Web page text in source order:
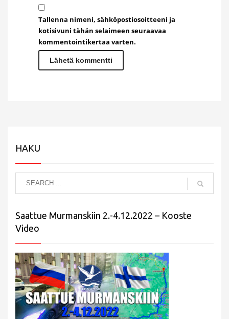
Tallenna nimeni, sähköpostiosoitteeni ja
kotisivuni tähän selaimeen seuraavaa
kommentointikertaa varten.
HAKU
Saattue Murmanskiin 2.-4.12.2022 – Kooste
Video